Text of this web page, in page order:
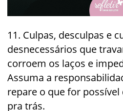
11. Culpas, desculpas e
desnecessários que
corroem os laços e
Assuma a
repare o que for
pra trás.